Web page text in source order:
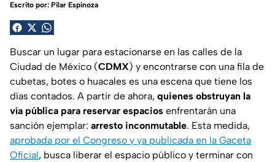
Escrito por: Pilar Espinoza
Buscar un lugar para estacionarse en las calles de la
Ciudad de México (CDMX) y encontrarse con una fila de
cubetas, botes o huacales es una escena que tiene los
días contados. A partir de ahora, quienes obstruyan la
vía pública para reservar espacios enfrentarán una
sanción ejemplar: arresto inconmutable. Esta medida,
aprobada por el Congreso y ya publicada en la Gaceta
Oficial, busca liberar el espacio público y terminar con